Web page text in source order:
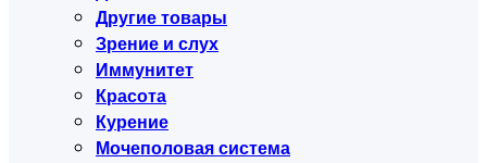
Другие товары
Зрение и слух
Иммунитет
Красота
Курение
Мочеполовая система